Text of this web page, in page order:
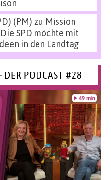
(PM) zu Mission
SPD möchte mit
in den Landtag
DER PODCAST #28